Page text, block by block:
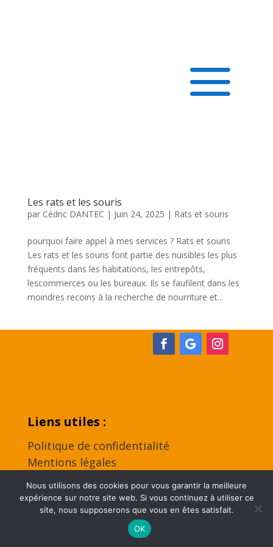
Les rats et les souris
par Cédric DANTEC | Juin 24, 2025 | Rats et souris
pourquoi faire appel à mes services ? Rats et souris
Les rats et les souris font partie des nuisibles les plus
fréquents dans les habitations, les entrepôts,
lescommerces ou les bureaux. Ils se faufilent dans les
moindres recoins à la recherche de nourriture et...
Liens utiles :
Politique de confidentialité
Mentions légales
Contact
2024 | Tous droits réservés | Réalisation by
Nous utilisons des cookies pour vous garantir la meilleure
expérience sur notre site web. Si vous continuez à utiliser ce
site, nous supposerons que vous en êtes satisfait.
OK